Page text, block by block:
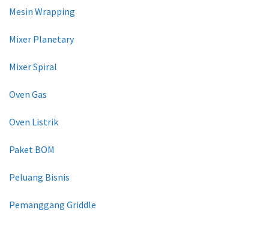
Mesin Wrapping
Mixer Planetary
Mixer Spiral
Oven Gas
Oven Listrik
Paket BOM
Peluang Bisnis
Pemanggang Griddle